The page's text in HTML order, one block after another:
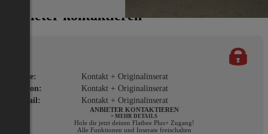
Anbieter kontaktieren
Name:
Kontakt + Originalinserat
Telefon:
Kontakt + Originalinserat
E-Mail:
Kontakt + Originalinserat
ANBIETER KONTAKTIEREN
+ MEHR DETAILS
Hole dir jetzt deinen Flatbee Plus+ Zugang!
Alle Funktionen und Inserate freischalten